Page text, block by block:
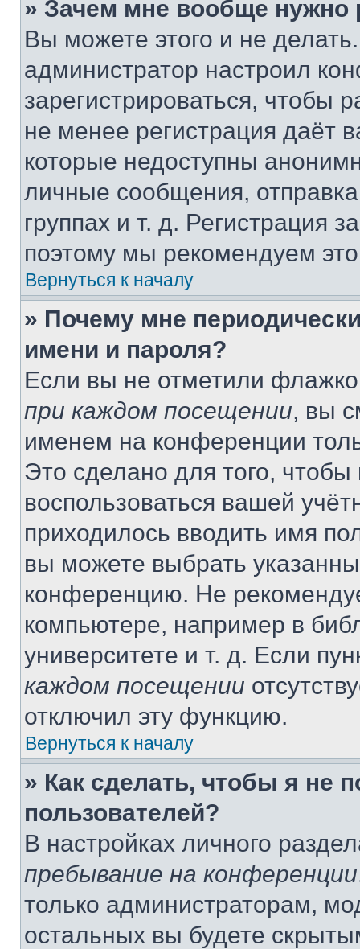
» Зачем мне вообще нужно
Вы можете этого и не
администратор настроил
зарегистрироваться, чтобы
не менее регистрация даёт
которые недоступны
личные сообщения,
группах и т. д. Регистрация
поэтому мы рекомендуем
Вернуться к началу
» Почему мне
имени и пароля?
Если вы не отметили
при каждом посещении, вы
именем на конференции
Это сделано для того, чтобы
воспользоваться вашей
приходилось вводить имя
вы можете выбрать
конференцию. Не
компьютере, например в
университете и т. д. Если
каждом посещении
отключил эту функцию.
Вернуться к началу
» Как сделать, чтобы я не
пользователей?
В настройках личного
пребывание на конференции
только администраторам,
остальных вы будете